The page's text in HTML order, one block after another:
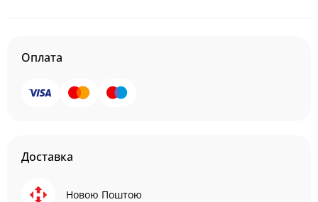
Оплата
Доставка
Новою Поштою